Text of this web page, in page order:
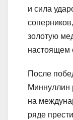
и сила
золотую
настоящем
После
Миннуллин
на
ряде